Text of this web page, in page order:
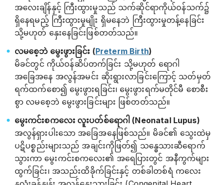
အလေးချိန်နှင့် ကြီးထွားမှုသည် သက်ဆိုင်ရာကိုယ်ဝန်သက်၌
ရှိနေရမည့် ကြီးထွားမှုမျိုး ရှိမနေဘဲ ကြီးထွားမှုတန့်နေခြင်း
သို့မဟုတ် နှေးနေခြင်းဖြစ်တတ်သည်။
လမစေ့ဘဲ မွေးဖွားခြင်း (Preterm Birth)
မိခင်တွင် ကိုယ်ဝန်ဆိပ်တက်ခြင်း သို့မဟုတ် ရောဂါ
အခြေအနေ အလွန်အမင်း ဆိုးရွားလာခြင်းကြောင့် သတ်မှတ်
ရက်ထက်စော၍ မွေးဖွားရခြင်း၊ မွေးဖွားရက်မတိုင်မီ စောစီး
စွာ လမစေ့ဘဲ မွေးဖွားခြင်းများ ဖြစ်တတ်သည်။
မွေးကင်းစကလေး လူးပတ်စ်ရောဂါ (Neonatal Lupus)
အလွန်ရှားပါးသော အခြေအနေဖြစ်သည်။ မိခင်၏ သွေးထဲမှ
ပဋိပစ္စည်းများသည် အချင်းကိုဖြတ်၍ သန္ဓေသားဆီရောက်
သွားကာ မွေးကင်းစကလေး၏ အရေပြားတွင် အနီကွက်များ
ထွက်ခြင်း၊ အသည်းထိခိုက်ခြင်းနှင့် တစ်ခါတစ်ရံ ကလေး